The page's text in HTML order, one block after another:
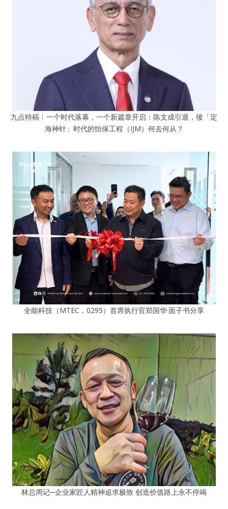
九点特稿︱一个时代落幕，一个新篇章开启：陈文成引退，後「定
海神针」时代的怡保工程（IJM）何去何从？
全能科技（MTEC，0295）首席执行官郑国华·面子书分享
林总周记─企业家匠人精神追求极致 创造价值路上永不停竭